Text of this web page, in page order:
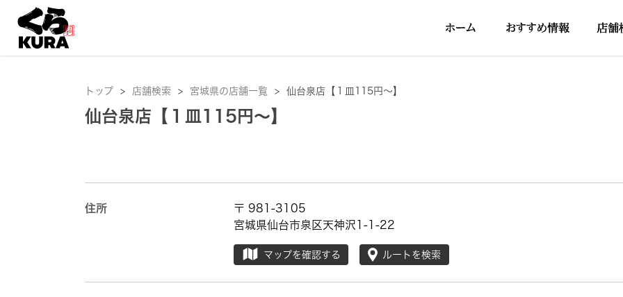
トップ > 店舗検索 > 宮城県の店舗一覧 > 仙台泉店【１皿115円～】
仙台泉店【１皿115円～】
住所
〒 981-3105
宮城県仙台市泉区天神沢1-1-22
マップを確認する ルートを検索